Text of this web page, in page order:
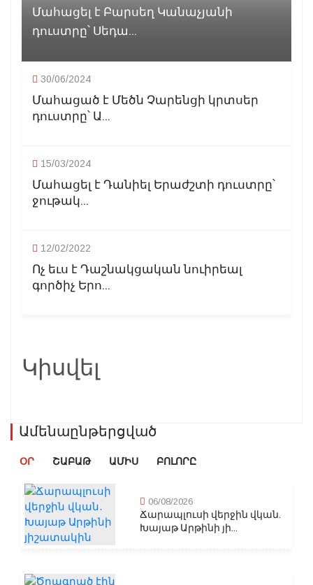
Մահացել է Բարսեղ Կանաչյանի
դուստրը՝ Սեդա...
30/06/2024
Մահացած է Մեծն Չարենցի կրտսեր
դուստրը՝ Ա...
15/03/2024
Մահացել է Դանիել Երաժշտի դուստրը՝
ջութակ...
12/02/2022
Ոչ եւս է Դաշնակցական նուիրեալ
գործիչ Երո...
Կիսվել
Ամենաընթերցված
ՕՐ ՇԱԲԱԹ ԱՄԻՍ ԲՈԼՈՐԸ
06/08/2026
Ճարապլուսի վերջին վկան.
Խայաթ Արթինի յի...